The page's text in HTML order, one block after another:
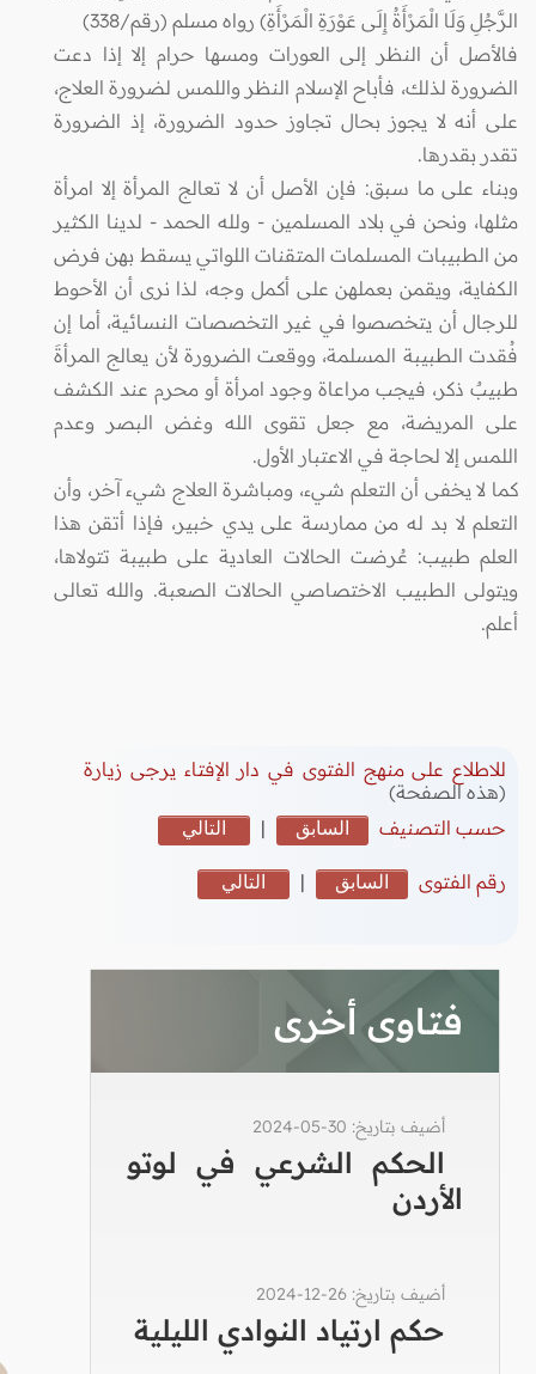
الرَّجُلِ وَلَا الْمَرْأَةُ إِلَى عَوْرَةِ الْمَرْأَةِ) رواه مسلم (رقم/338)
فالأصل أن النظر إلى العورات ومسها حرام إلا إذا دعت
الضرورة لذلك، فأباح الإسلام النظر واللمس لضرورة العلاج،
على أنه لا يجوز بحال تجاوز حدود الضرورة، إذ الضرورة
تقدر بقدرها.
وبناء على ما سبق: فإن الأصل أن لا تعالج المرأة إلا امرأة
مثلها، ونحن في بلاد المسلمين - ولله الحمد - لدينا الكثير
من الطبيبات المسلمات المتقنات اللواتي يسقط بهن فرض
الكفاية، ويقمن بعملهن على أكمل وجه، لذا نرى أن الأحوط
للرجال أن يتخصصوا في غير التخصصات النسائية، أما إن
فُقدت الطبيبة المسلمة، ووقعت الضرورة لأن يعالج المرأةَ
طبيبٌ ذكر، فيجب مراعاة وجود امرأة أو محرم عند الكشف
على المريضة، مع جعل تقوى الله وغض البصر وعدم
اللمس إلا لحاجة في الاعتبار الأول.
كما لا يخفى أن التعلم شيء، ومباشرة العلاج شيء آخر، وأن
التعلم لا بد له من ممارسة على يدي خبير، فإذا أتقن هذا
العلم طبيب: عُرضت الحالات العادية على طبيبة تتولاها،
ويتولى الطبيب الاختصاصي الحالات الصعبة. والله تعالى
أعلم.
للاطلاع على منهج الفتوى في دار الإفتاء يرجى زيارة
(هذه الصفحة)
حسب التصنيف
السابق | التالي
رقم الفتوى السابق | التالي
فتاوى أخرى
أضيف بتاريخ: 30-05-2024
الحكم الشرعي في لوتو
الأردن
أضيف بتاريخ: 26-12-2024
حكم ارتياد النوادي الليلية